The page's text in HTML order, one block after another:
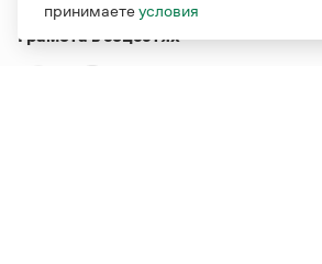
Грамота в соцсетях
принимаетеусловия